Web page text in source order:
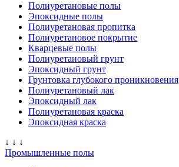
Полиуретановые полы
Эпоксидные полы
Полиуретановая пропитка
Полиуретановое покрытие
Кварцевые полы
Полиуретановый грунт
Эпоксидный грунт
Грунтовка глубокого проникновения
Полиуретановый лак
Эпоксидный лак
Полиуретановая краска
Эпоксидная краска
↓ ↓ ↓
Промышленные полы